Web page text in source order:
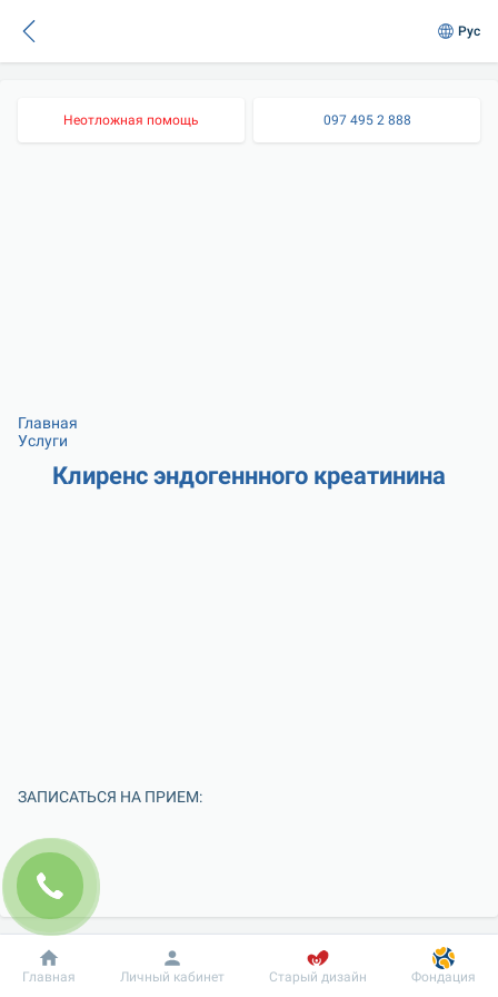
Рус
Неотложная помощь 097 495 2 888
Главная
Услуги
Клиренс эндогеннного креатинина
ЗАПИСАТЬСЯ НА ПРИЕМ:
Добробут Информация Пациенту
Главная Личный кабинет Старый дизайн Фондация